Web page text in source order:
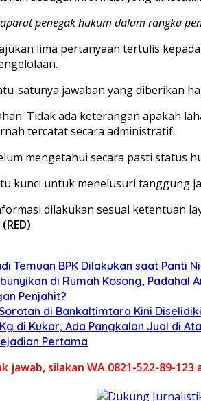
penegak hukum dalam rangka
lima pertanyaan tertulis
satunya jawaban yang diberikan
Tidak ada keterangan apakah
tercatat secara administratif.
mengetahui secara pasti status
kunci untuk menelusuri tanggung
dilakukan sesuai ketentuan
(RED)
Temuan BPK Dilakukan saat Panti
di Rumah Kosong, Padahal
Penjahit?
di Bankaltimtara Kini
di Kukar, Ada Pangkalan Jual di
Pertama
silakan WA 0821-522-89-